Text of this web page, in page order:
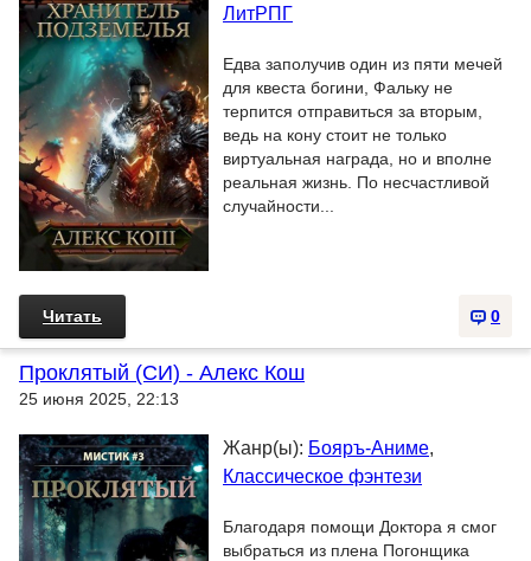
ЛитРПГ
Едва заполучив один из пяти мечей
для квеста богини, Фальку не
терпится отправиться за вторым,
ведь на кону стоит не только
виртуальная награда, но и вполне
реальная жизнь. По несчастливой
случайности...
0
Читать
Проклятый (СИ) - Алекс Кош
25 июня 2025, 22:13
Жанр(ы): Бояръ-Аниме,
Классическое фэнтези
Благодаря помощи Доктора я смог
выбраться из плена Погонщика